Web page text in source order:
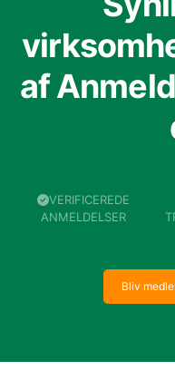
af
VERIFICEREDE
ANMELDELSER
Bliv